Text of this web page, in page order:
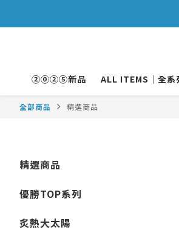
②⓪②⑤新品 ALL ITEMS｜全系
全部商品 精選商品
精選商品
優勝TOP系列
炙熱大太陽